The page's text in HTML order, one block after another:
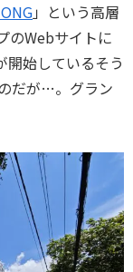
」という高層
のWebサイトに
開始しているそう
だが…。グラン